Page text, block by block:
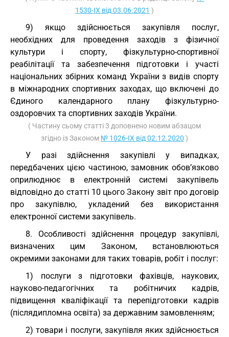
1530-IX від 03.06.2021 )
9) якщо здійснюється закупівля послуг,
необхідних для проведення заходів з фізичної
культури і спорту, фізкультурно-спортивної
реабілітації та забезпечення підготовки і участі
національних збірних команд України з видів спорту
в міжнародних спортивних заходах, що включені до
Єдиного календарного плану фізкультурно-
оздоровчих та спортивних заходів України.
( Частину сьому статті 3 доповнено новим абзацом
згідно із Законом № 1026-IX від 02.12.2020 )
У разі здійснення закупівлі у випадках,
передбачених цією частиною, замовник обов’язково
оприлюднює в електронній системі закупівель
відповідно до статті 10 цього Закону звіт про договір
про закупівлю, укладений без використання
електронної системи закупівель.
8. Особливості здійснення процедур закупівлі,
визначених цим Законом, встановлюються
окремими законами для таких товарів, робіт і послуг:
1) послуги з підготовки фахівців, наукових,
науково-педагогічних та робітничих кадрів,
підвищення кваліфікації та перепідготовки кадрів
(післядипломна освіта) за державним замовленням;
2) товари і послуги, закупівля яких здійснюється